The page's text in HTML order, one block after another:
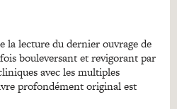
la lecture du dernier ouvrage de
bouleversant et revigorant par
avec les multiples
profondément original est